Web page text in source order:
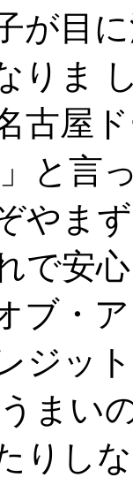
が目
りま
古屋
と言
やま
で安
ブ・
ジッ
まい
りし